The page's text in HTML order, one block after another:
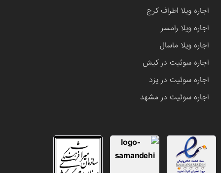
اجاره ویلا اطراف کرج
اجاره ویلا رامسر
اجاره ویلا ماسال
اجاره سوئیت در کیش
اجاره سوئیت در یزد
اجاره سوئیت در مشهد